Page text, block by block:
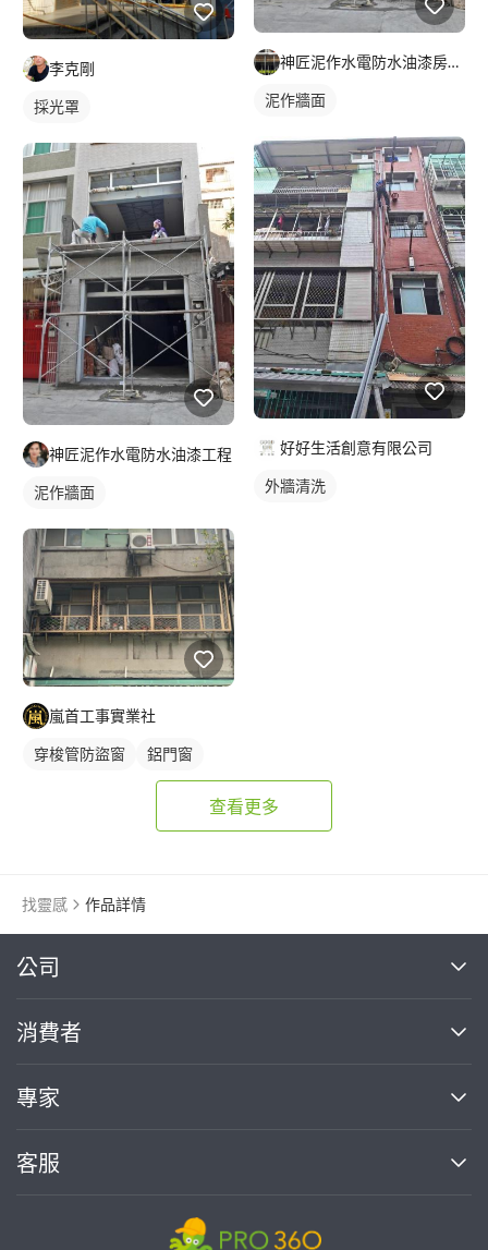
李克剛
採光罩
神匠泥作水電防水油漆工程
泥作牆面
嵐首工事實業社
穿梭管防盜窗 鋁門窗
神匠泥作水電防水油漆房屋整修
泥作牆面
好好生活創意有限公司
外牆清洗
查看更多
找靈感 作品詳情
公司
關於我們
部落格
加入我們
消費者
買服務
熱門服務
專家
案件中心
客服
繼續完成